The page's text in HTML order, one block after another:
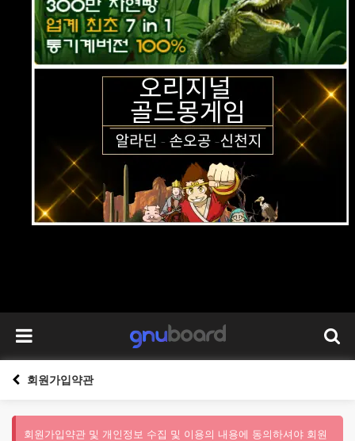
회원가입약관
회원가입약관 및 개인정보 수집 및 이용의 내용에 동의하셔야 회원